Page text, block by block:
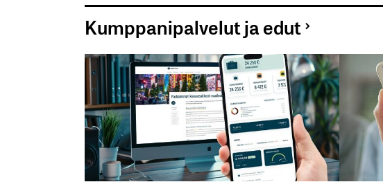
Kumppanipalvelut ja edut